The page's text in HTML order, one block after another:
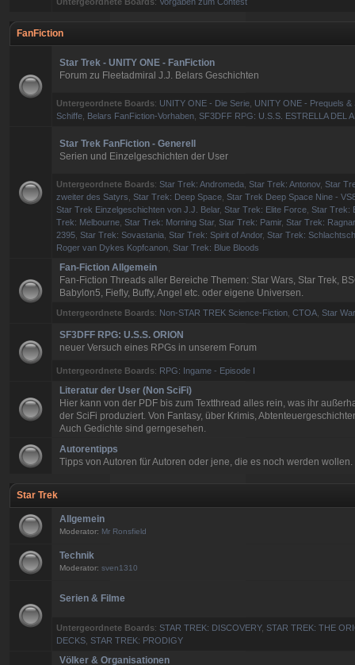
FanFiction
Star Trek - UNITY ONE - FanFiction
Forum zu Fleetadmiral J.J. Belars Geschichten
Untergeordnete Boards: UNITY ONE - Die Serie UNITY ONE - Prequels &
Schiffe Belars FanFiction-Vorhaben ,SF3DFF RPG: U.S.S. ESTRELLA DEL
Star Trek FanFiction - Generell
Serien und Einzelgeschichten der User
Untergeordnete Boards:Star Trek: Andromeda ,Star Trek: Antonov,Star
zweiter des Satyrs ,Star Trek: Deep Space ,Star Trek Deep Space Nine -
Star Trek Einzelgeschichten von J.J. Belar,Star Trek: Elite Force ,Star Trek:
Trek: Melbourne ,Star Trek: Morning Star,Star Trek: Pamir,Star Trek:
2395 ,Star Trek: Sovastania ,Star Trek: Spirit of Andor,Star Trek:
Roger van Dykes Kopfcanon ,Star Trek: Blue Bloods
Fan-Fiction Allgemein
Fan-Fiction Threads aller Bereiche Themen: Star Wars, Star Trek,
Babylon5, Fiefly, Buffy, Angel etc. oder eigene Universen.
Untergeordnete Boards: Non-STAR TREK Science-Fiction ,CTOA ,Star
SF3DFF RPG: U.S.S. ORION
neuer Versuch eines RPGs in unserem Forum
Untergeordnete Boards: RPG: Ingame - Episode I
Literatur der User (Non SciFi)
Hier kann von der PDF bis zum Textthread alles rein, was ihr
der SciFi produziert. Von Fantasy, über Krimis,
Auch Gedichte sind gerngesehen.
Autorentipps
Tipps von Autoren für Autoren oder jene, die es noch werden wollen.
Star Trek
Allgemein
Moderator: Mr Ronsfield
Technik
Moderator: sven1310
Serien & Filme
Untergeordnete Boards:STAR TREK: DISCOVERY,STAR TREK: THE
DECKS ,STAR TREK: PRODIGY
Völker & Organisationen